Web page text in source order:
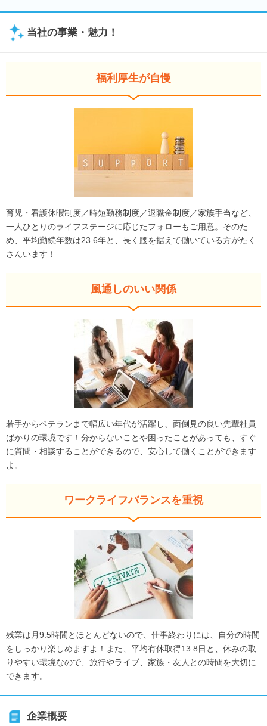
当社の事業・魅力！
福利厚生が自慢
育児・看護休暇制度／時短勤務制度／退職金制度／家族手当など、
一人ひとりのライフステージに応じたフォローもご用意。そのた
め、平均勤続年数は23.6年と、長く腰を据えて働いている方がたく
さんいます！
風通しのいい関係
若手からベテランまで幅広い年代が活躍し、面倒見の良い先輩社員
ばかりの環境です！分からないことや困ったことがあっても、すぐ
に質問・相談することができるので、安心して働くことができます
よ。
ワークライフバランスを重視
残業は月9.5時間とほとんどないので、仕事終わりには、自分の時間
をしっかり楽しめますよ！また、平均有休取得13.8日と、休みの取
りやすい環境なので、旅行やライブ、家族・友人との時間を大切に
できます。
企業概要